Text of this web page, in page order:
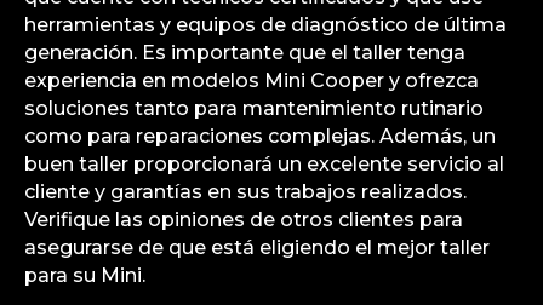
herramientas y equipos de diagnóstico de última
generación. Es importante que el taller tenga
experiencia en modelos Mini Cooper y ofrezca
soluciones tanto para mantenimiento rutinario
como para reparaciones complejas. Además, un
buen taller proporcionará un excelente servicio al
cliente y garantías en sus trabajos realizados.
Verifique las opiniones de otros clientes para
asegurarse de que está eligiendo el mejor taller
para su Mini.